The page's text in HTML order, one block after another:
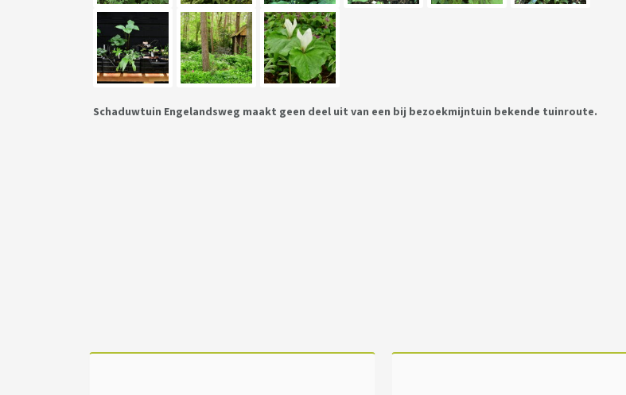
Schaduwtuin Engelandsweg maakt geen deel uit van een bij bezoekmijntuin bekende tuinroute.